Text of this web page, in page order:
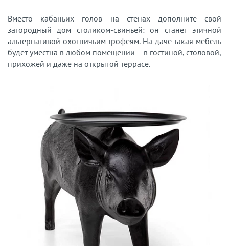
Вместо кабаньих голов на стенах дополните свой
загородный дом столиком-свиньей: он станет этичной
альтернативой охотничьим трофеям. На даче такая мебель
будет уместна в любом помещении – в гостиной, столовой,
прихожей и даже на открытой террасе.